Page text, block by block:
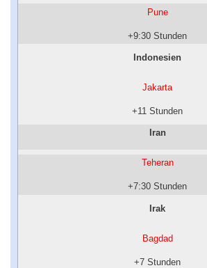
Pune
+9:30 Stunden
Indonesien
Jakarta
+11 Stunden
Iran
Teheran
+7:30 Stunden
Irak
Bagdad
+7 Stunden